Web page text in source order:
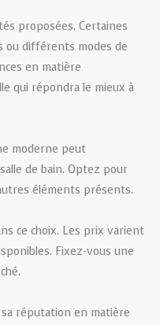
proposées. Certaines
ou différents modes de
en matière
qui répondra le mieux à
moderne peut
de bain. Optez pour
éléments présents.
ce choix. Les prix varient
Fixez-vous une
réputation en matière